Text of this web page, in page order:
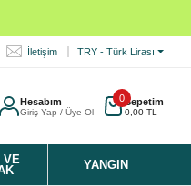
İletişim TRY - Türk Lirası
Hesabım
Giriş Yap / Üye Ol
0Sepetim
0,00 TL
VE
YANGIN